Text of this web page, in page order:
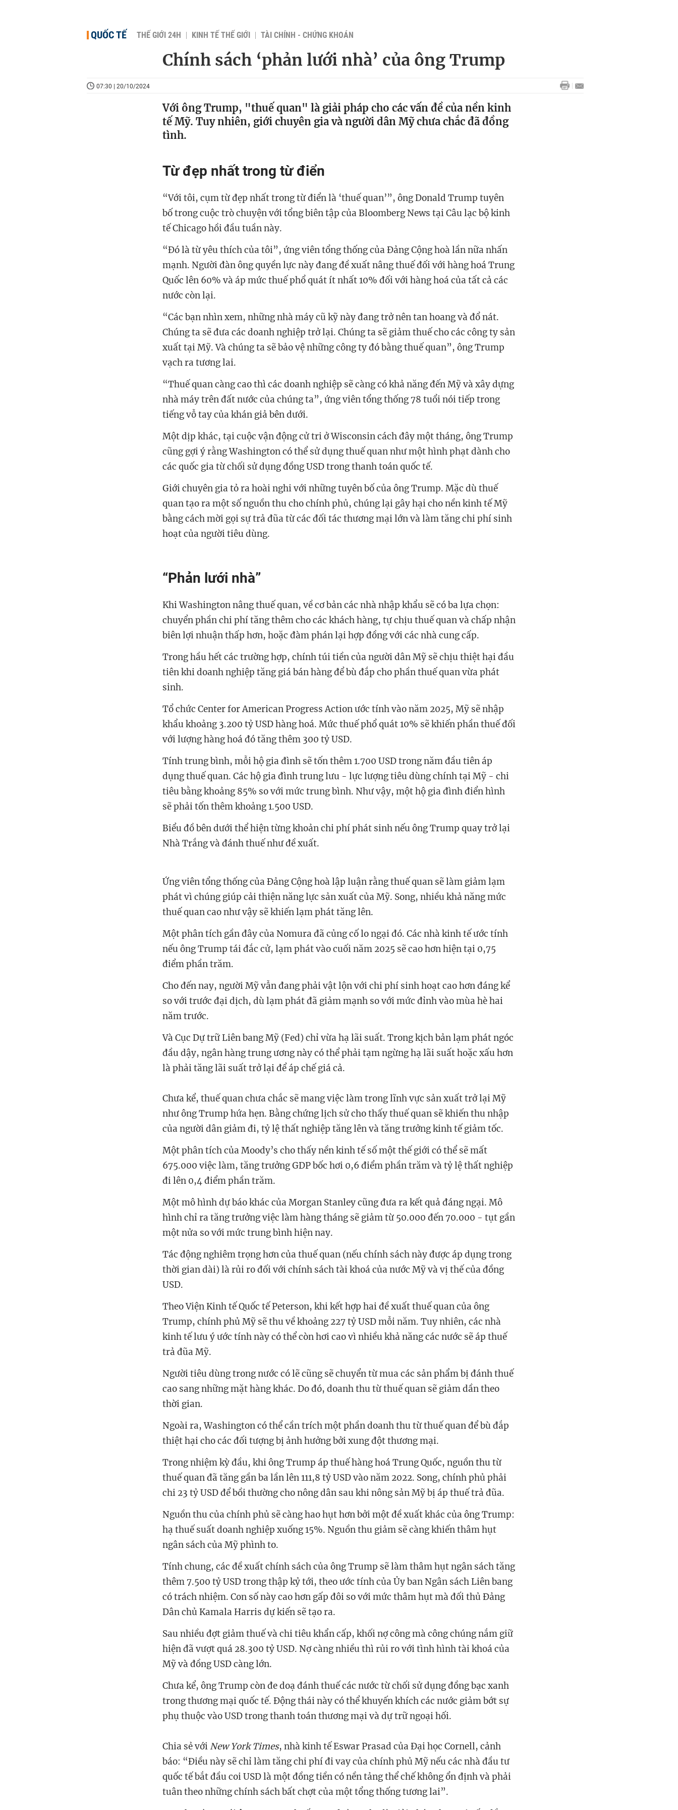
QUỐC TẾ THẾ GIỚI 24H KINH TẾ THẾ GIỚI TÀI CHÍNH - CHỨNG KHOÁN
Chính sách ‘phản lưới nhà’ của ông Trump
07:30 | 20/10/2024
Với ông Trump, "thuế quan" là giải pháp cho các vấn đề của nền kinh
tế Mỹ. Tuy nhiên, giới chuyên gia và người dân Mỹ chưa chắc đã đồng
tình.
Từ đẹp nhất trong từ điển
“Với tôi, cụm từ đẹp nhất trong từ điển là ‘thuế quan’”, ông Donald Trump tuyên
bố trong cuộc trò chuyện với tổng biên tập của Bloomberg News tại Câu lạc bộ kinh
tế Chicago hồi đầu tuần này.
“Đó là từ yêu thích của tôi”, ứng viên tổng thống của Đảng Cộng hoà lần nữa nhấn
mạnh. Người đàn ông quyền lực này đang đề xuất nâng thuế đối với hàng hoá Trung
Quốc lên 60% và áp mức thuế phổ quát ít nhất 10% đối với hàng hoá của tất cả các
nước còn lại.
“Các bạn nhìn xem, những nhà máy cũ kỹ này đang trở nên tan hoang và đổ nát.
Chúng ta sẽ đưa các doanh nghiệp trở lại. Chúng ta sẽ giảm thuế cho các công ty sản
xuất tại Mỹ. Và chúng ta sẽ bảo vệ những công ty đó bằng thuế quan”, ông Trump
vạch ra tương lai.
“Thuế quan càng cao thì các doanh nghiệp sẽ càng có khả năng đến Mỹ và xây dựng
nhà máy trên đất nước của chúng ta”, ứng viên tổng thống 78 tuổi nói tiếp trong
tiếng vỗ tay của khán giả bên dưới.
Một dịp khác, tại cuộc vận động cử tri ở Wisconsin cách đây một tháng, ông Trump
cũng gợi ý rằng Washington có thể sử dụng thuế quan như một hình phạt dành cho
các quốc gia từ chối sử dụng đồng USD trong thanh toán quốc tế.
Giới chuyên gia tỏ ra hoài nghi với những tuyên bố của ông Trump. Mặc dù thuế
quan tạo ra một số nguồn thu cho chính phủ, chúng lại gây hại cho nền kinh tế Mỹ
bằng cách mời gọi sự trả đũa từ các đối tác thương mại lớn và làm tăng chi phí sinh
hoạt của người tiêu dùng.
“Phản lưới nhà”
Khi Washington nâng thuế quan, về cơ bản các nhà nhập khẩu sẽ có ba lựa chọn:
chuyển phần chi phí tăng thêm cho các khách hàng, tự chịu thuế quan và chấp nhận
biên lợi nhuận thấp hơn, hoặc đàm phán lại hợp đồng với các nhà cung cấp.
Trong hầu hết các trường hợp, chính túi tiền của người dân Mỹ sẽ chịu thiệt hại đầu
tiên khi doanh nghiệp tăng giá bán hàng để bù đắp cho phần thuế quan vừa phát
sinh.
Tổ chức Center for American Progress Actionước tính vào năm 2025, Mỹ sẽ nhập
khẩu khoảng 3.200 tỷ USD hàng hoá. Mức thuế phổ quát 10% sẽ khiến phần thuế đối
với lượng hàng hoá đó tăng thêm 300 tỷ USD.
Tính trung bình, mỗi hộ gia đình sẽ tốn thêm 1.700 USD trong năm đầu tiên áp
dụng thuế quan. Các hộ gia đình trung lưu - lực lượng tiêu dùng chính tại Mỹ - chi
tiêu bằng khoảng 85% so với mức trung bình. Như vậy, một hộ gia đình điển hình
sẽ phải tốn thêm khoảng 1.500 USD.
Biểu đồ bên dưới thể hiện từng khoản chi phí phát sinh nếu ông Trump quay trở lại
Nhà Trắng và đánh thuế như đề xuất.
Ứng viên tổng thống của Đảng Cộng hoà lập luận rằng thuế quan sẽ làm giảm lạm
phát vì chúng giúp cải thiện năng lực sản xuất của Mỹ. Song, nhiều khả năng mức
thuế quan cao như vậy sẽ khiến lạm phát tăng lên.
Một phân tích gần đây của Nomura đã củng cố lo ngại đó. Các nhà kinh tế ước tính
nếu ông Trump tái đắc cử, lạm phát vào cuối năm 2025 sẽ cao hơn hiện tại 0,75
điểm phần trăm.
Cho đến nay, người Mỹ vẫn đang phải vật lộn với chi phí sinh hoạt cao hơn đáng kể
so với trước đại dịch, dù lạm phát đã giảm mạnh so với mức đỉnh vào mùa hè hai
năm trước.
Và Cục Dự trữ Liên bang Mỹ (Fed) chỉ vừa hạ lãi suất. Trong kịch bản lạm phát ngóc
đầu dậy, ngân hàng trung ương này có thể phải tạm ngừng hạ lãi suất hoặc xấu hơn
là phải tăng lãi suất trở lại để áp chế giá cả.
Chưa kể, thuế quan chưa chắc sẽ mang việc làm trong lĩnh vực sản xuất trở lại Mỹ
như ông Trump hứa hẹn. Bằng chứng lịch sử cho thấy thuế quan sẽ khiến thu nhập
của người dân giảm đi, tỷ lệ thất nghiệp tăng lên và tăng trưởng kinh tế giảm tốc.
Một phân tích của Moody’s cho thấy nền kinh tế số một thế giới có thể sẽ mất
675.000 việc làm, tăng trưởng GDP bốc hơi 0,6 điểm phần trăm và tỷ lệ thất nghiệp
đi lên 0,4 điểm phần trăm.
Một mô hình dự báo khác của Morgan Stanley cũng đưa ra kết quả đáng ngại. Mô
hình chỉ ra tăng trưởng việc làm hàng tháng sẽ giảm từ 50.000 đến 70.000 - tụt gần
một nửa so với mức trung bình hiện nay.
Tác động nghiêm trọng hơn của thuế quan (nếu chính sách này được áp dụng trong
thời gian dài) là rủi ro đối với chính sách tài khoá của nước Mỹ và vị thế của đồng
USD.
Theo Viện Kinh tế Quốc tế Peterson, khi kết hợp hai đề xuất thuế quan của ông
Trump, chính phủ Mỹ sẽ thu về khoảng 227 tỷ USD mỗi năm. Tuy nhiên, các nhà
kinh tế lưu ý ước tính này có thể còn hơi cao vì nhiều khả năng các nước sẽ áp thuế
trả đũa Mỹ.
Người tiêu dùng trong nước có lẽ cũng sẽ chuyển từ mua các sản phẩm bị đánh thuế
cao sang những mặt hàng khác. Do đó, doanh thu từ thuế quan sẽ giảm dần theo
thời gian.
Ngoài ra, Washington có thể cần trích một phần doanh thu từ thuế quan để bù đắp
thiệt hại cho các đối tượng bị ảnh hưởng bởi xung đột thương mại.
Trong nhiệm kỳ đầu, khi ông Trump áp thuế hàng hoá Trung Quốc, nguồn thu từ
thuế quan đã tăng gần ba lần lên 111,8 tỷ USD vào năm 2022. Song, chính phủ phải
chi 23 tỷ USD để bồi thường cho nông dân sau khi nông sản Mỹ bị áp thuế trả đũa.
Nguồn thu của chính phủ sẽ càng hao hụt hơn bởi một đề xuất khác của ông Trump:
hạ thuế suất doanh nghiệp xuống 15%. Nguồn thu giảm sẽ càng khiến thâm hụt
ngân sách của Mỹ phình to.
Tính chung, các đề xuất chính sách của ông Trump sẽ làm thâm hụt ngân sách tăng
thêm 7.500 tỷ USD trong thập kỷ tới, theo ước tính của Ủy ban Ngân sách Liên bang
có trách nhiệm. Con số này cao hơn gấp đôi so với mức thâm hụt mà đối thủ Đảng
Dân chủ Kamala Harris dự kiến sẽ tạo ra.
Sau nhiều đợt giảm thuế và chi tiêu khẩn cấp, khối nợ công mà công chúng nắm giữ
hiện đã vượt quá 28.300 tỷ USD. Nợ càng nhiều thì rủi ro với tình hình tài khoá của
Mỹ và đồng USD càng lớn.
Chưa kể, ông Trump còn đe doạ đánh thuế các nước từ chối sử dụng đồng bạc xanh
trong thương mại quốc tế. Động thái này có thể khuyến khích các nước giảm bớt sự
phụ thuộc vào USD trong thanh toán thương mại và dự trữ ngoại hối.
Chia sẻ với New York Times, nhà kinh tế Eswar Prasad của Đại học Cornell, cảnh
báo: “Điều này sẽ chỉ làm tăng chi phí đi vay của chính phủ Mỹ nếu các nhà đầu tư
quốc tế bắt đầu coi USD là một đồng tiền có nền tảng thể chế không ổn định và phải
tuân theo những chính sách bất chợt của một tổng thống tương lai”.